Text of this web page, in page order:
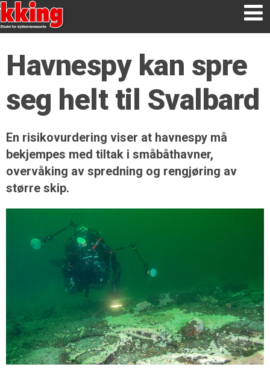
Havnespy kan spre
seg helt til Svalbard
En risikovurdering viser at havnespy må
bekjempes med tiltak i småbåthavner,
overvåking av spredning og rengjøring av
større skip.